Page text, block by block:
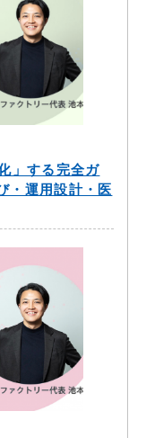
」する完全ガ
・運用設計・医